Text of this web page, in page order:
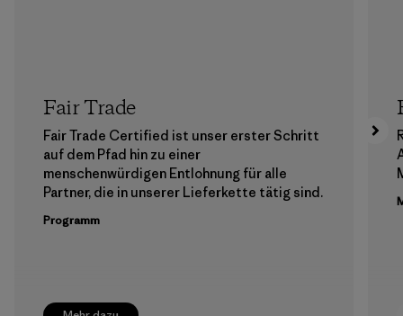
Fair Trade
Fair Trade Certified ist unser erster Schritt
auf dem Pfad hin zu einer
menschenwürdigen Entlohnung für alle
Partner, die in unserer Lieferkette tätig sind.
Programm